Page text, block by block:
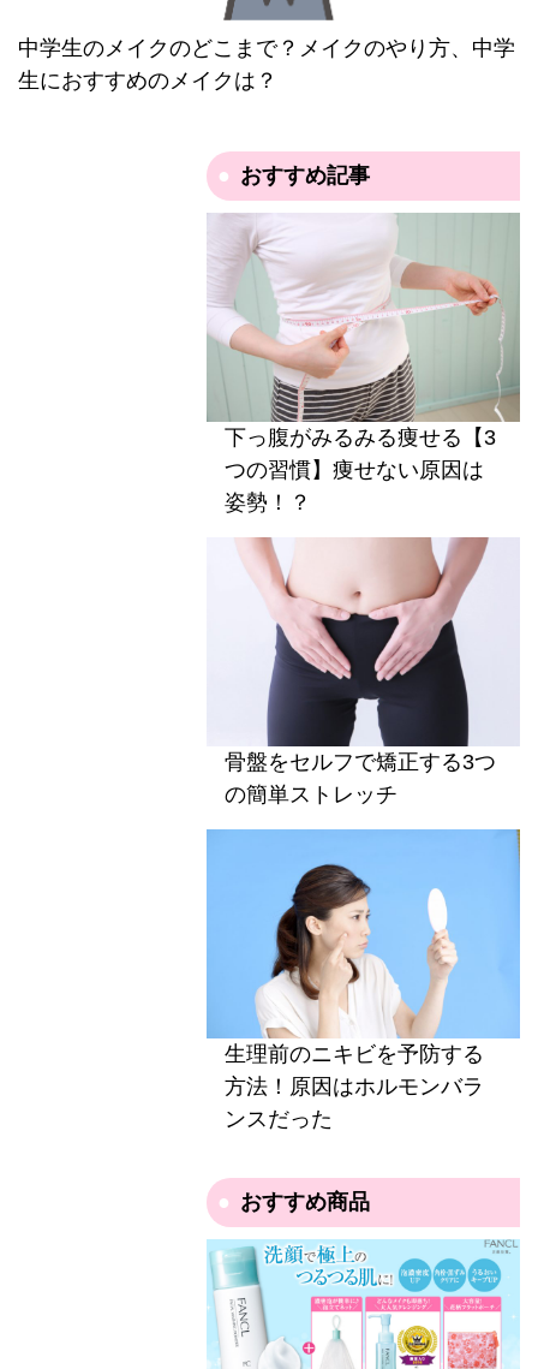
中学生のメイクのどこまで？メイクのやり方、中学
生におすすめのメイクは？
おすすめ記事
下っ腹がみるみる痩せる【3
つの習慣】痩せない原因は
姿勢！？
骨盤をセルフで矯正する3つ
の簡単ストレッチ
生理前のニキビを予防する
方法！原因はホルモンバラ
ンスだった
おすすめ商品